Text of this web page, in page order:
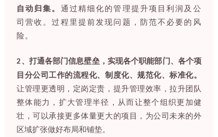
自动归集。 通过精细化的管理提升项目利润及公
司营收。过程里提前发现问题，防范不必要的风
险。
2、打通各部门信息壁垒，实现各个职能部门、各个项
目分公司工作的流程化、制度化、规范化、标准化。
让管理更透明，定岗定责，提升管理效率，拉升团队
整体能力，扩大管理半径，从而让整个组织更加健
壮，可以承接更多体量更大的项目，为公司未来的外
区域扩张做好布局和铺垫。